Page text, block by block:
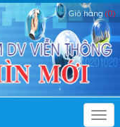
Giỏ hàng (0)